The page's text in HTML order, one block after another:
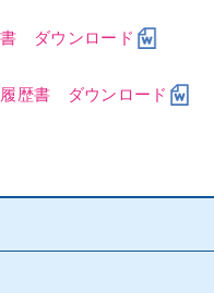
ダウンロード
歴書 ダウンロード